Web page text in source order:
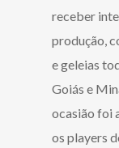
receber
produção,
e geleias
Goiás e
ocasião foi
os players